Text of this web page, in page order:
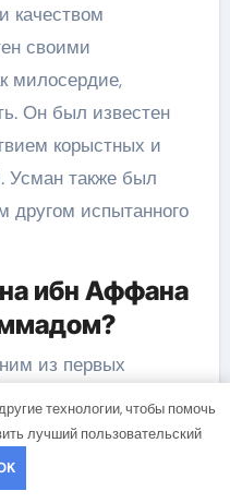
качеством
своими
милосердие,
Он был известен
корыстных и
Усман также был
другом испытанного
ибн Аффана
из первых
близким другом
ислам в начале
и
времена. Усман
технологии, чтобы помочь
лучший пользовательский